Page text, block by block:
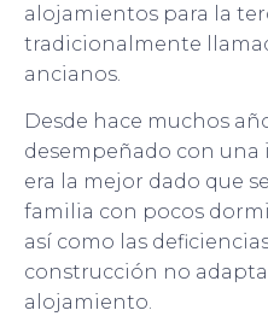
alojamientos para la
tradicionalmente
ancianos.
Desde hace muchos
desempeñado con
era la mejor dado que
familia con pocos
así como las
construcción no
alojamiento.